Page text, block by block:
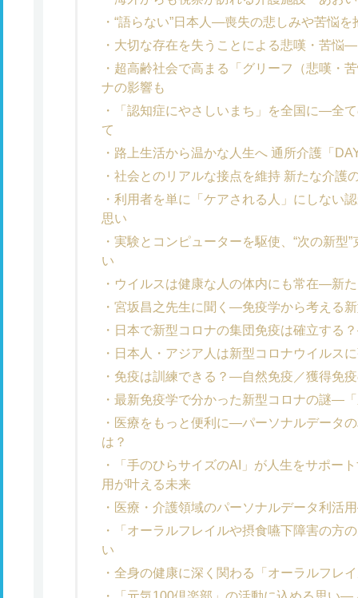
“語らない”日本人―喪失の悲しみや苦悩
大切な存在を失うことによる悲嘆・苦悩
超高齢社会で高まる「グリーフ（悲嘆・
ナの影響も
「認知症にやさしいまち」を全国に―全
て
路上生活から温かな人生へ 通所介護「
社会とのリアルな接点を維持 新たな介護
利用者を単に「ケアされる人」にしない
思い
実験とコンピューターを駆使、“次の新型
い
ウイルスは健康な人の体内にも常在―新
宮坂昌之先生に聞く―免疫学から考える
日本で新型コロナの集団免疫は確立する
日本人・アジア人は新型コロナウイルス
免疫は訓練できる？―自然免疫／獲得免
最新免疫学で分かった新型コロナの謎―
医療をもっと便利に―パーソナルデータ
は？
「手のひらサイズのAI」が人生をサポー
用が叶える未来
医療・介護領域のパーソナルデータ利活
「オーラルフレイルや摂食嚥下障害の方
い
全身の健康に深く関わる「オーラルフレ